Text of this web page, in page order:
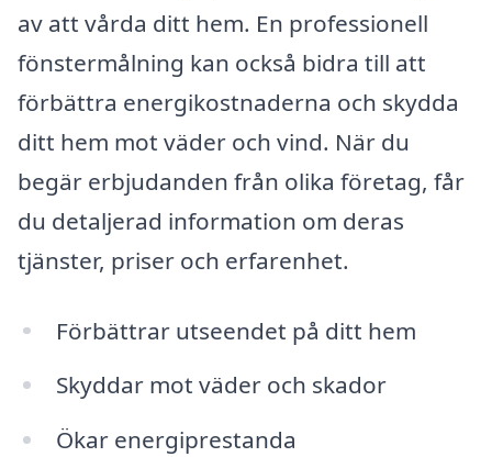
av att vårda ditt hem. En professionell
fönstermålning kan också bidra till att
förbättra energikostnaderna och skydda
ditt hem mot väder och vind. När du
begär erbjudanden från olika företag, får
du detaljerad information om deras
tjänster, priser och erfarenhet.
Förbättrar utseendet på ditt hem
Skyddar mot väder och skador
Ökar energiprestanda